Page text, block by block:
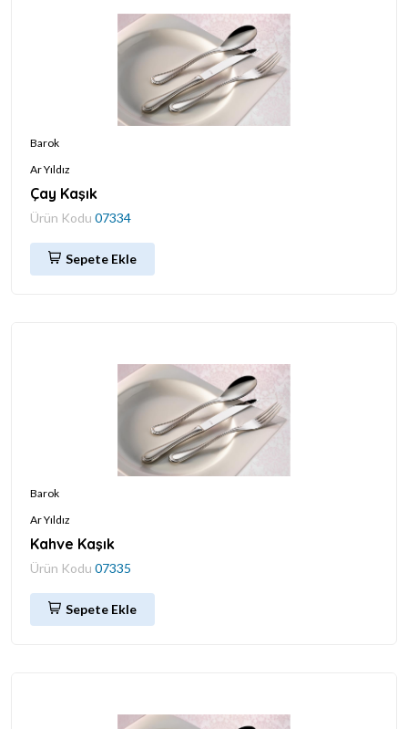
Barok
Ar Yıldız
Çay Kaşık
Ürün Kodu 07334
Sepete Ekle
Barok
Ar Yıldız
Kahve Kaşık
Ürün Kodu 07335
Sepete Ekle